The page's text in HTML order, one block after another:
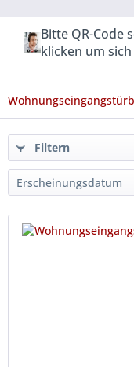
Bitte QR-Code
klicken um
Filtern